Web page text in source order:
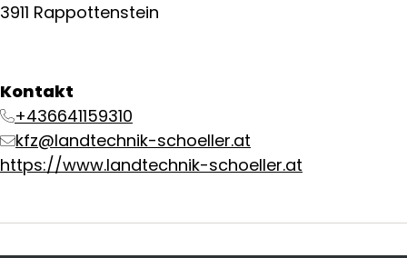
3911 Rappottenstein
Kontakt
+436641159310
kfz@landtechnik-schoeller.at
https://www.landtechnik-schoeller.at